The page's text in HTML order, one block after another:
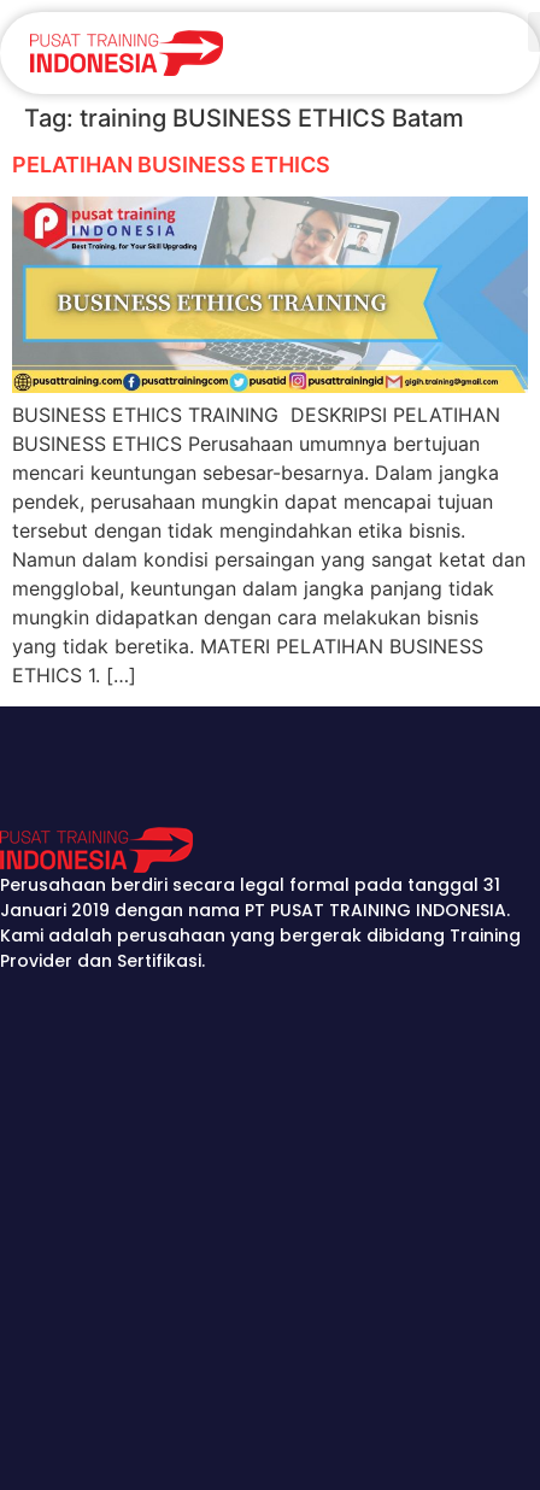
Tag: training BUSINESS ETHICS Batam
PELATIHAN BUSINESS ETHICS
BUSINESS ETHICS TRAINING DESKRIPSI PELATIHAN
BUSINESS ETHICS Perusahaan umumnya bertujuan
mencari keuntungan sebesar-besarnya. Dalam jangka
pendek, perusahaan mungkin dapat mencapai tujuan
tersebut dengan tidak mengindahkan etika bisnis.
Namun dalam kondisi persaingan yang sangat ketat dan
mengglobal, keuntungan dalam jangka panjang tidak
mungkin didapatkan dengan cara melakukan bisnis
yang tidak beretika. MATERI PELATIHAN BUSINESS
ETHICS 1. […]
Perusahaan berdiri secara legal formal pada tanggal 31
Januari 2019 dengan nama PT PUSAT TRAINING INDONESIA.
Kami adalah perusahaan yang bergerak dibidang Training
Provider dan Sertifikasi.